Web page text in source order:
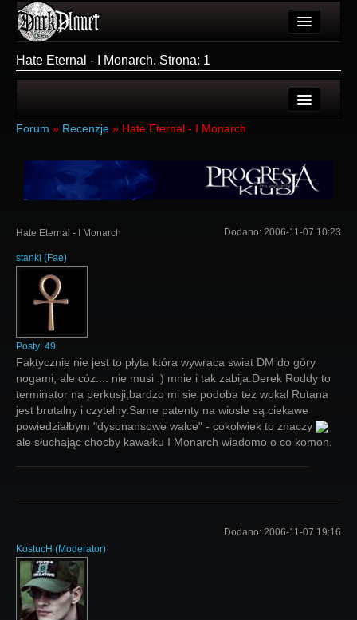
Użytkownicy
Forum
Login
Hate Eternal - I Monarch. Strona: 1
Ostatnie tematy
Nowe tematy
Login
Forum » Recenzje » Hate Eternal - I Monarch
Hate Eternal - I Monarch Dodano: 2006-11-07 10:23
stanki (Fae)
Posty: 49
Faktycznie nie jest to płyta która wywraca swiat DM do góry
nogami, ale cóz.... nie musi :) mnie i tak zabija.Derek Roddy to
terminator na perkusji,bardzo mi sie podoba tez wokal Rutana
jest brutalny i czytelny.Same patenty na wiosle są ciekawe
powiedziałbym "dysonansowe walce" - cokolwiek to znaczy
ale słuchając chocby kawałku I Monarch wiadomo o co komon.
Dodano: 2006-11-07 19:16
KostucH (Moderator)